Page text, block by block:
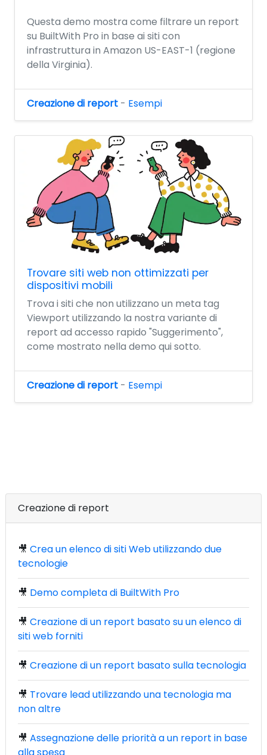
Questa demo mostra come filtrare un report
su BuiltWith Pro in base ai siti con
infrastruttura in Amazon US-EAST-1 (regione
della Virginia).
Creazione di report - Esempi
Trovare siti web non ottimizzati per
dispositivi mobili
Trova i siti che non utilizzano un meta tag
Viewport utilizzando la nostra variante di
report ad accesso rapido "Suggerimento",
come mostrato nella demo qui sotto.
Creazione di report - Esempi
Creazione di report
🎥 Crea un elenco di siti Web utilizzando due
tecnologie
🎥 Demo completa di BuiltWith Pro
🎥 Creazione di un report basato su un elenco di
siti web forniti
🎥 Creazione di un report basato sulla tecnologia
🎥 Trovare lead utilizzando una tecnologia ma
non altre
🎥 Assegnazione delle priorità a un report in base
alla spesa